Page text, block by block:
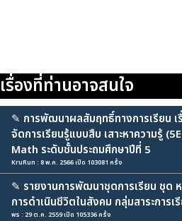
เรื่องที่ท่านอาจสนใจ
✎ การพัฒนาผลสัมฤทธิ์ทางการเรียน เ
จัดการเรียนรู้แบบสืบ เสาะหาความรู้
Math ระดับชั้นประถมศึกษาปีที่ 5
KruRun : 8 พ.ค. 2566 เปิด 103081 ครั้ง
✎ รายงานการพัฒนาชุดการเรียน ชุด
การดำเนินชีวิตในสังคม กลุ่มสาระการเ
พร : 29 ต.ค. 2559 เปิด 105336 ครั้ง